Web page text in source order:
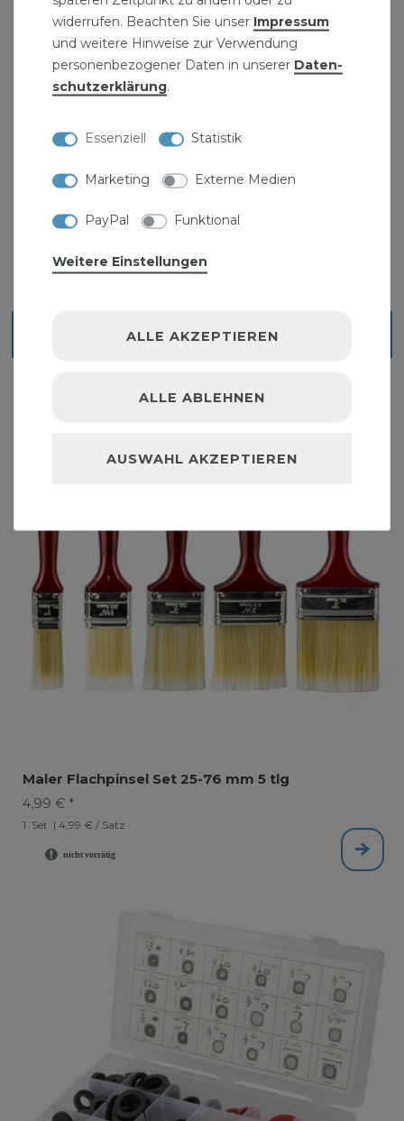
Lieferumfang: PE Rohr Anschluß Verschraubung
50 mm x 2 Zoll Aussengewinde
finden sie in unserem Sortiment und weitere
Blick ins Sortiment
Maler Flachpinsel Set 25-76 mm 5 tlg
4,99 € *
1 Set | 4,99 € / Satz
widerrufen. Beachten Sie unser Impressum
und weitere Hinweise zur Verwendung
personenbezogener Daten in unserer Daten­
schutz­erklärung.
Essenziell Statistik
Marketing Externe Medien
PayPal Funktional
Weitere Einstellungen
ALLE AKZEPTIEREN
ALLE ABLEHNEN
AUSWAHL AKZEPTIEREN